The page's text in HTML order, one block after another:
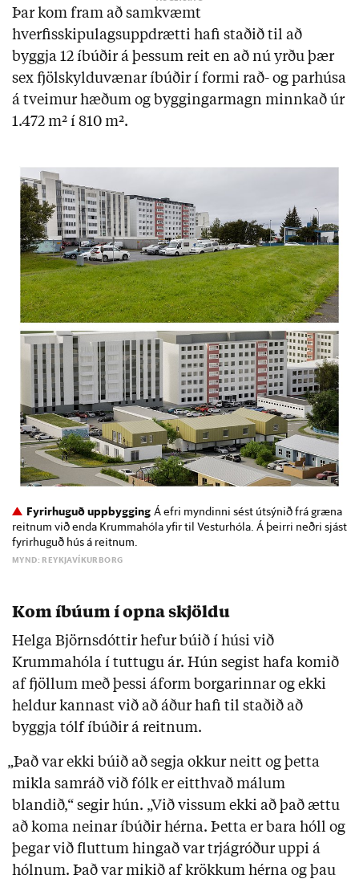
Þar kom fram að samkvæmt
hverfisskipulagsuppdrætti hafi staðið til að
byggja 12 íbúðir á þessum reit en að nú yrðu þær
sex fjölskylduvænar íbúðir í formi rað- og parhúsa
á tveimur hæðum og byggingarmagn minnkað úr
1.472 m² í 810 m².​
Fyrirhuguð uppbygging Á efri myndinni sést útsýnið frá græna
reitnum við enda Krummahóla yfir til Vesturhóla. Á þeirri neðri sjást
fyrirhuguð hús á reitnum.
MYND: REYKJAVÍKURBORG
Kom íbúum í opna skjöldu
Helga Björnsdóttir hefur búið í húsi við
Krummahóla í tuttugu ár. Hún segist hafa komið
af fjöllum með þessi áform borgarinnar og ekki
heldur kannast við að áður hafi til staðið að
byggja tólf íbúðir á reitnum.
„Það var ekki búið að segja okkur neitt og þetta
mikla samráð við fólk er eitthvað málum
blandið,“ segir hún. „Við vissum ekki að það ættu
að koma neinar íbúðir hérna. Þetta er bara hóll og
þegar við fluttum hingað var trjágróður uppi á
hólnum. Það var mikið af krökkum hérna og þau